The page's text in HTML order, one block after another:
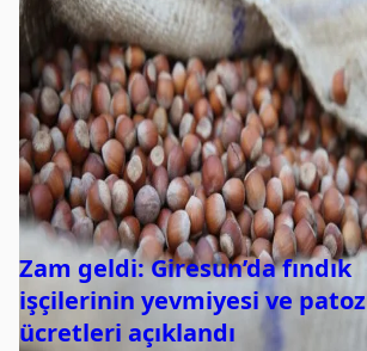
Zam geldi: Giresun’da fındık
işçilerinin yevmiyesi ve patoz
ücretleri açıklandı